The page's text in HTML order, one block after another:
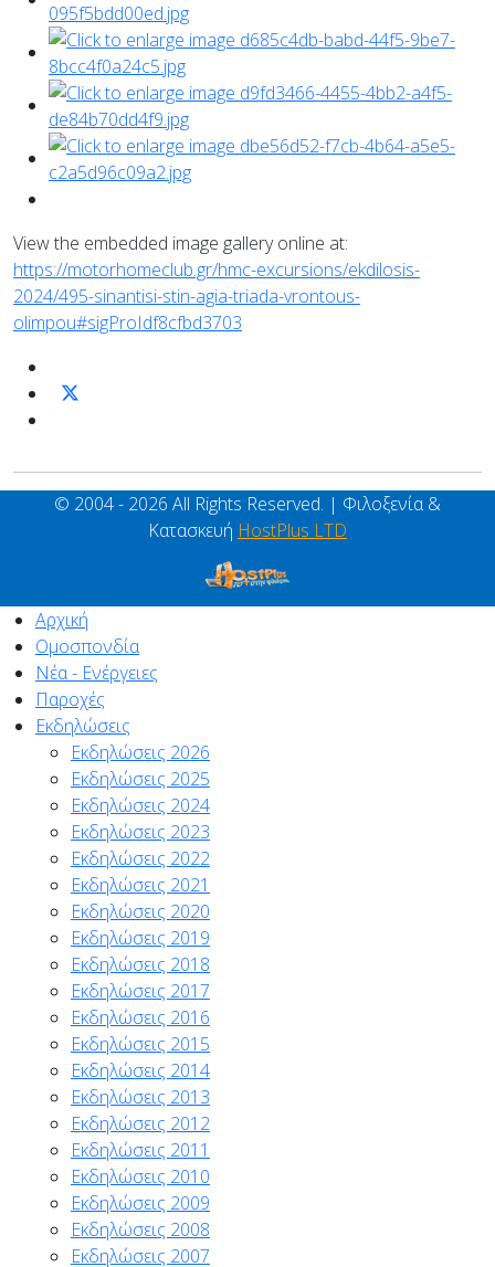
View the embedded image gallery online at:
https://motorhomeclub.gr/hmc-excursions/ekdilosis-
2024/495-sinantisi-stin-agia-triada-vrontous-
olimpou#sigProIdf8cfbd3703
© 2004 - 2026 All Rights Reserved. | Φιλοξενία &
Κατασκευή HostPlus LTD
Αρχική
Ομοσπονδία
Νέα - Ενέργειες
Παροχές
Εκδηλώσεις
Εκδηλώσεις 2026
Εκδηλώσεις 2025
Εκδηλώσεις 2024
Εκδηλώσεις 2023
Εκδηλώσεις 2022
Εκδηλώσεις 2021
Εκδηλώσεις 2020
Εκδηλώσεις 2019
Εκδηλώσεις 2018
Εκδηλώσεις 2017
Εκδηλώσεις 2016
Εκδηλώσεις 2015
Εκδηλώσεις 2014
Εκδηλώσεις 2013
Εκδηλώσεις 2012
Εκδηλώσεις 2011
Εκδηλώσεις 2010
Εκδηλώσεις 2009
Εκδηλώσεις 2008
Εκδηλώσεις 2007